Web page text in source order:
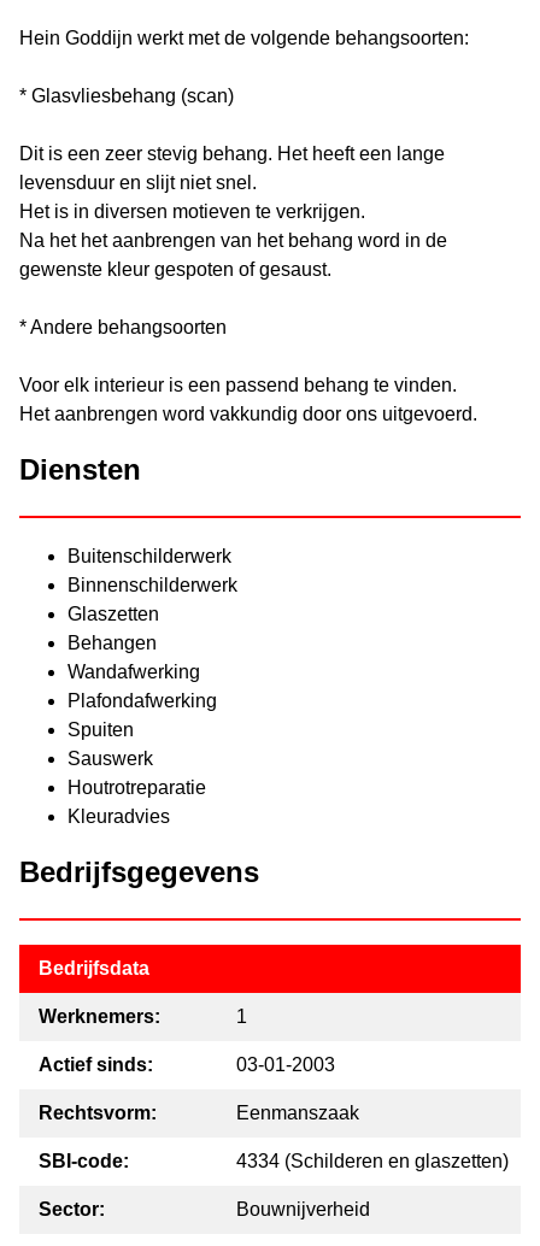
Hein Goddijn werkt met de volgende behangsoorten:
* Glasvliesbehang (scan)
Dit is een zeer stevig behang. Het heeft een lange
levensduur en slijt niet snel.
Het is in diversen motieven te verkrijgen.
Na het het aanbrengen van het behang word in de
gewenste kleur gespoten of gesaust.
* Andere behangsoorten
Voor elk interieur is een passend behang te vinden.
Het aanbrengen word vakkundig door ons uitgevoerd.
Diensten
Buitenschilderwerk
Binnenschilderwerk
Glaszetten
Behangen
Wandafwerking
Plafondafwerking
Spuiten
Sauswerk
Houtrotreparatie
Kleuradvies
Bedrijfsgegevens
Bedrijfsdata
Werknemers: 1
Actief sinds: 03-01-2003
Rechtsvorm: Eenmanszaak
SBI-code: 4334 (Schilderen en glaszetten)
Sector: Bouwnijverheid